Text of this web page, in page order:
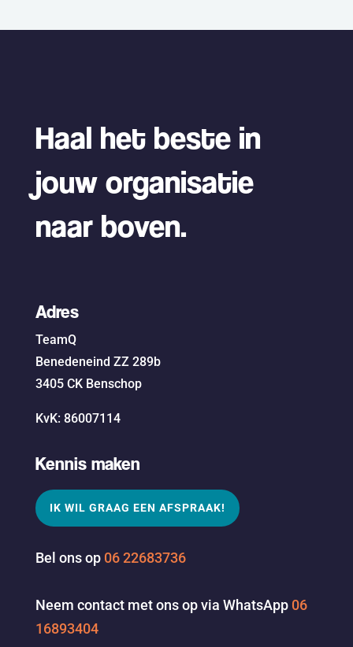
Haal het beste in
jouw organisatie
naar boven.
Adres
TeamQ
Benedeneind ZZ 289b
3405 CK Benschop
KvK: 86007114
Kennis maken
IK WIL GRAAG EEN AFSPRAAK!
Bel ons op 06 22683736
Neem contact met ons op via WhatsApp 06
16893404